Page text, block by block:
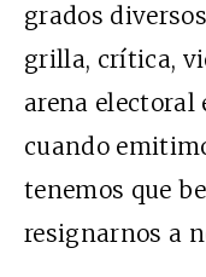
grados
grilla, crítica,
arena electoral
cuando
tenemos que
resignarnos a